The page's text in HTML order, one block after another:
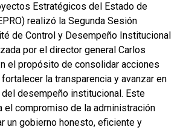
Estratégicos del Estado de
realizó la Segunda Sesión
de Control y Desempeño Institucional
por el director general Carlos
el propósito de consolidar acciones
la transparencia y avanzar en
del desempeño institucional. Este
el compromiso de la administración
un gobierno honesto, eficiente y